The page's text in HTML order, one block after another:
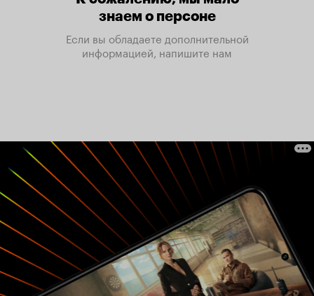
знаем о персоне
Если вы обладаете дополнительной
информацией, напишите нам